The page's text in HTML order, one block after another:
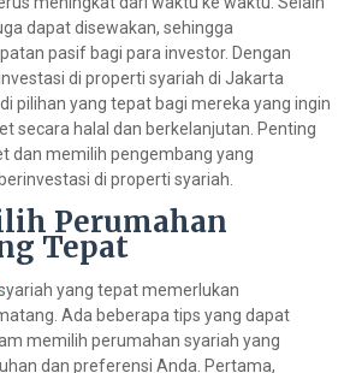
dapat disewakan, sehingga
pasif bagi para investor. Dengan
di properti syariah di Jakarta
pilihan yang tepat bagi mereka yang ingin
secara halal dan berkelanjutan. Penting
dan memilih pengembang yang
di properti syariah.
Perumahan
Tepat
yang tepat memerlukan
Ada beberapa tips yang dapat
memilih perumahan syariah yang
dan preferensi Anda. Pertama,